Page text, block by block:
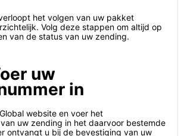
het volgen van uw pakket
Volg deze stappen om altijd op
van de status van uw zending.
uw
in
website en voer het
van uw zending in het daarvoor bestemde
ontvangt u bij de bevestiging van uw